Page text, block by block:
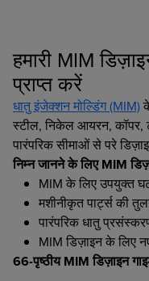
हमारी MIM
प्राप्त करें
धातु इंजेक्शन मोल्डिंग (MIM)
स्टील, निकेल आयरन, कॉपर,
पारंपरिक सीमाओं से परे
निम्न जानने के लिए MIM
MIM के लिए उपयुक्त
मशीनीकृत पार्ट्स की
पारंपरिक धातु
MIM डिज़ाइन के लिए
66-पृष्ठीय MIM डिज़ाइन